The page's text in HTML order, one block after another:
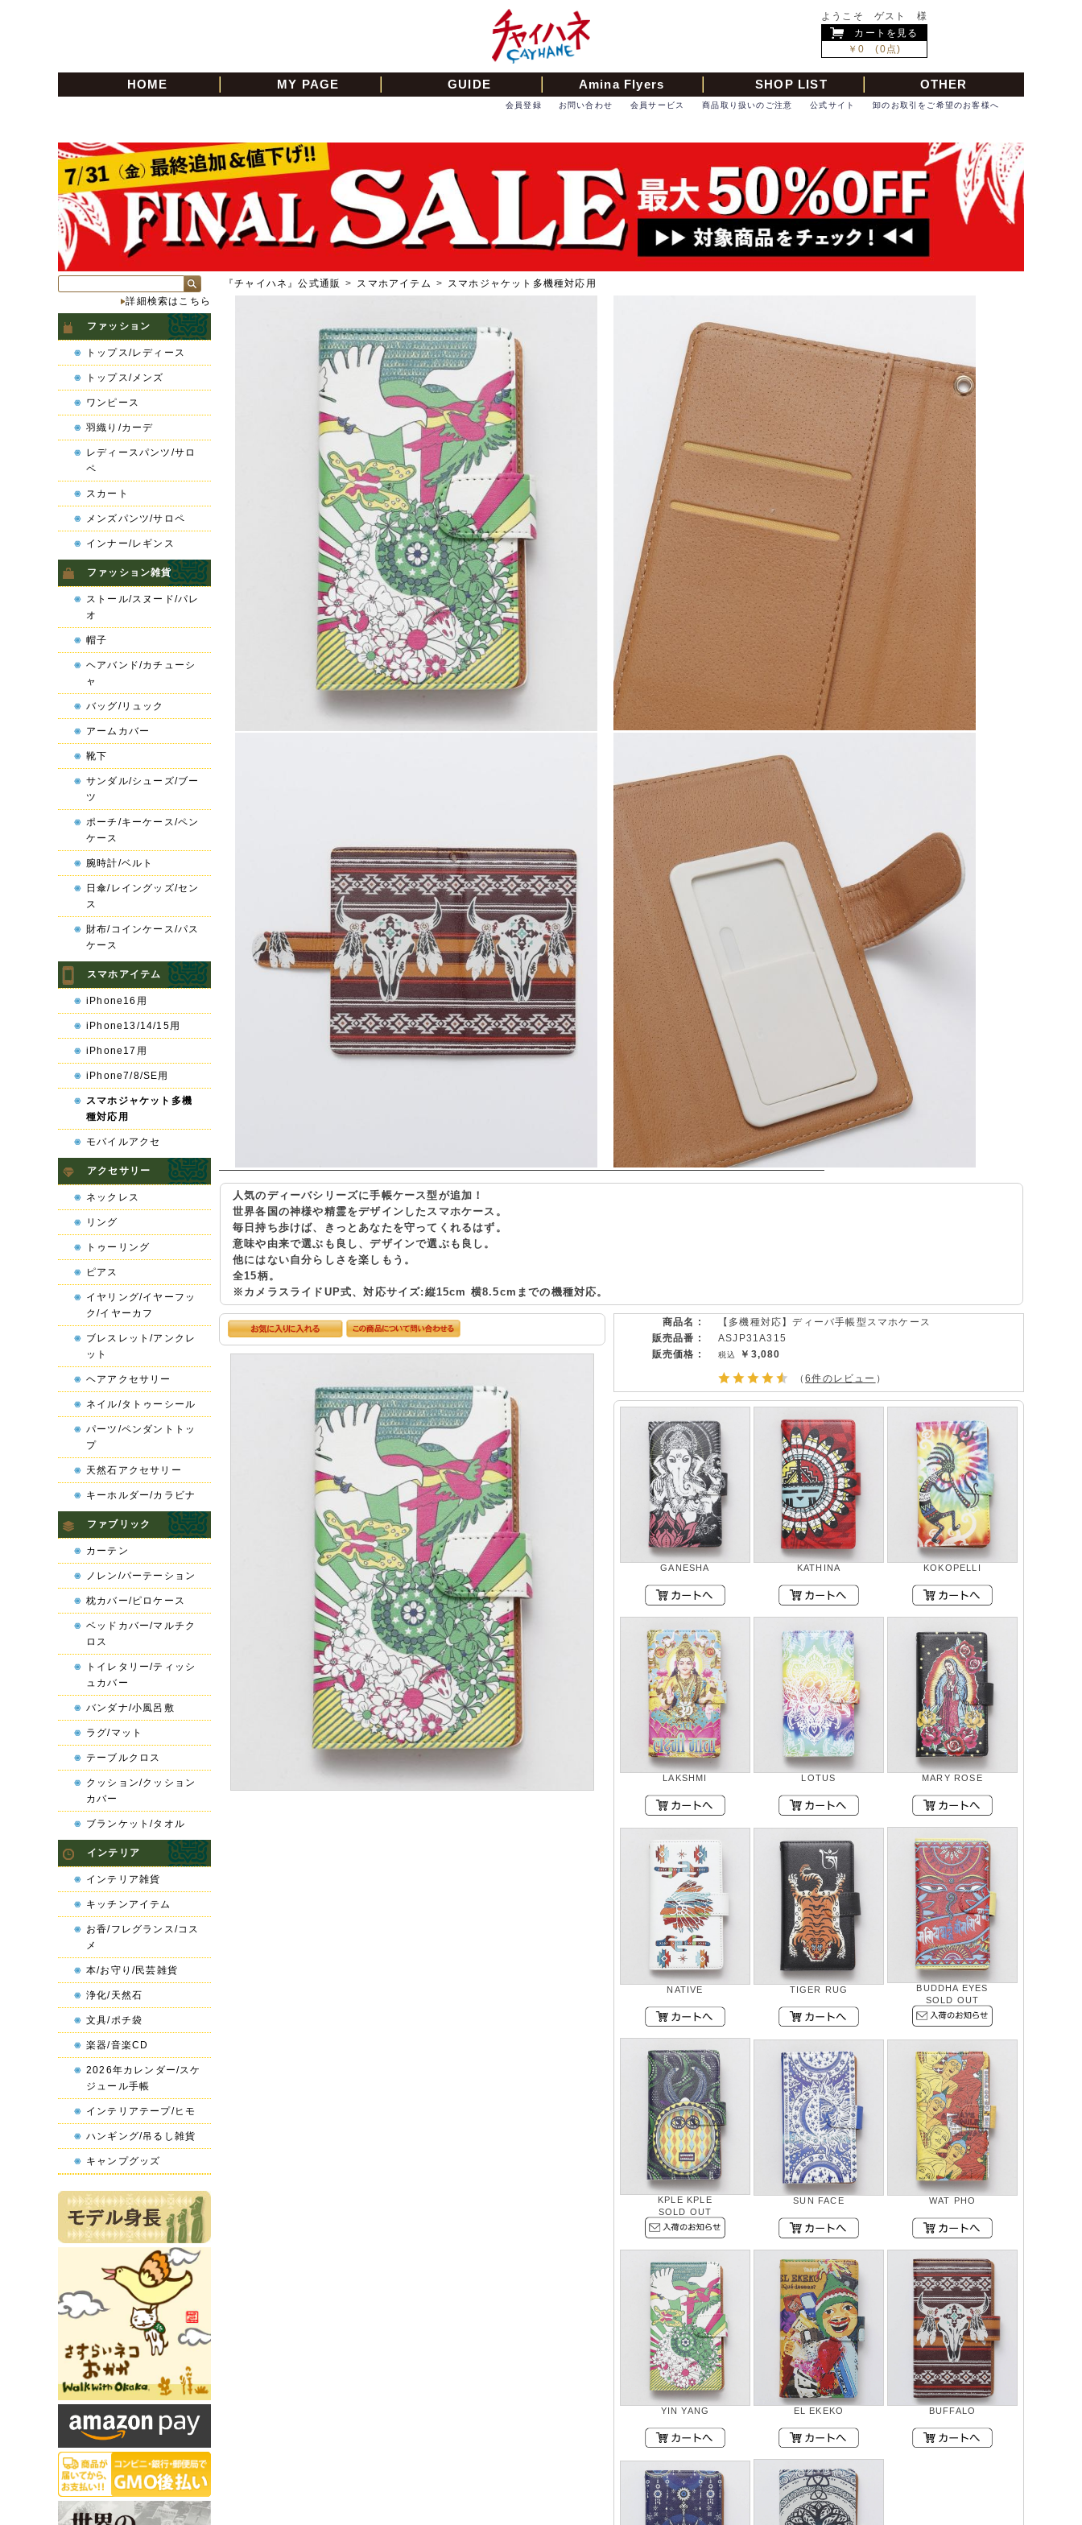
ようこそ ゲスト 様
カートを見る
￥0 (0点)
HOME MY PAGE GUIDE Amina Flyers SHOP LIST OTHER
卸のお取引をご希望のお客様へ
公式サイト
商品取り扱いのご注意
会員サービス
お問い合わせ
会員登録
『チャイハネ』公式通販 > スマホアイテム > スマホジャケット多機種対応用
人気のディーバシリーズに手帳ケース型が追加！
世界各国の神様や精霊をデザインしたスマホケース。
毎日持ち歩けば、きっとあなたを守ってくれるはず。
意味や由来で選ぶも良し、デザインで選ぶも良し。
他にはない自分らしさを楽しもう。
全15柄。
※カメラスライドUP式、対応サイズ:縦15cm 横8.5cmまでの機種対応。
商品名 :
【多機種対応】ディーバ手帳型スマホケース
販売品番 :
ASJP31A315
販売価格 :
￥3,080
（6件のレビュー ）
GANESHA KATHINA KOKOPELLI
LAKSHMI LOTUS MARY ROSE
NATIVE TIGER RUG
BUDDHA EYES
SOLD OUT
KPLE KPLE
SOLD OUT
SUN FACE WAT PHO
YIN YANG EL EKEKO BUFFALO
詳細検索はこちら
ファッション
トップス/レディース
トップス/メンズ
ワンピース
羽織り/カーデ
レディースパンツ/サロ
ペ
スカート
メンズパンツ/サロペ
インナー/レギンス
ファッション雑貨
ストール/スヌード/パレ
オ
帽子
ヘアバンド/カチューシ
ャ
バッグ/リュック
アームカバー
靴下
サンダル/シューズ/ブー
ツ
ポーチ/キーケース/ペン
ケース
腕時計/ベルト
日傘/レイングッズ/セン
ス
財布/コインケース/パス
ケース
スマホアイテム
iPhone16用
iPhone13/14/15用
iPhone17用
iPhone7/8/SE用
スマホジャケット多機
種対応用
モバイルアクセ
アクセサリー
ネックレス
リング
トゥーリング
ピアス
イヤリング/イヤーフッ
ク/イヤーカフ
ブレスレット/アンクレ
ット
ヘアアクセサリー
ネイル/タトゥーシール
パーツ/ペンダントトッ
プ
天然石アクセサリー
キーホルダー/カラビナ
ファブリック
カーテン
ノレン/パーテーション
枕カバー/ピロケース
ベッドカバー/マルチク
ロス
トイレタリー/ティッシ
ュカバー
バンダナ/小風呂敷
ラグ/マット
テーブルクロス
クッション/クッション
カバー
ブランケット/タオル
インテリア
インテリア雑貨
キッチンアイテム
お香/フレグランス/コス
メ
本/お守り/民芸雑貨
浄化/天然石
文具/ポチ袋
楽器/音楽CD
2026年カレンダー/スケ
ジュール手帳
インテリアテープ/ヒモ
ハンギング/吊るし雑貨
キャンプグッズ